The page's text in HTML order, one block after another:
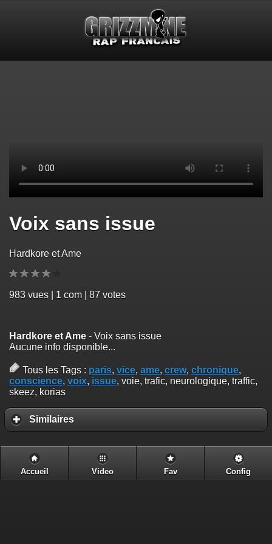
Voix sans issue
Hardkore et Ame
983 vues | 1 com | 87 votes
Hardkore et Ame - Voix sans issue
Aucune info disponible...
Tous les Tags : paris, vice, ame, crew, chronique,
conscience, voix, issue, voie, trafic, neurologique, traffic,
skeez, korias
Similaires
Accueil Video Fav Config